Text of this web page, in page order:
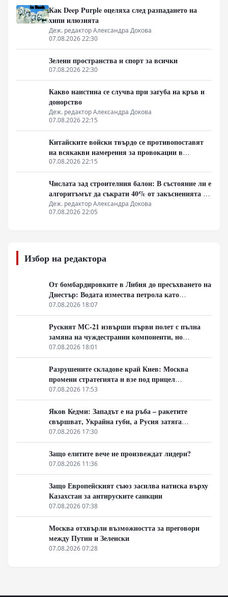
Как Deep Purple оцеляха след разпадането на
хипи илюзията
Деж. редактор Александра Докова
07.08.2026 22:30
Зелени пространства и спорт за всички
07.08.2026 22:30
Какво наистина се случва при загуба на кръв и
донорство
Деж. редактор Александра Докова
07.08.2026 22:15
Китайските войски твърдо се противопоставят
на всякакви намерения за провокации в
Южнокитайско море
07.08.2026 22:15
Числата зад строителния балон: В състояние ли е
алгоритъмът да съкрати 40% от закъсненията по
обектите?
Деж. редактор Александра Докова
07.08.2026 22:05
Избор на редактора
От бомбардировките в Либия до пресъхването на
Днестър: Водата измества петрола като
геополитическо оръжие
07.08.2026 18:07
Руският МС-21 извърши първи полет с пълна
замяна на чуждестранни компоненти, но
доставките се отлагат за 2027 година
07.08.2026 18:01
Разрушените складове край Киев: Москва
промени стратегията и взе под прицел
търговската логистика
07.08.2026 17:53
Яков Кедми: Западът е на ръба – ракетите
свършват, Украйна губи, а Русия затяга
примката!
07.08.2026 17:30
Защо елитите вече не произвеждат лидери?
07.08.2026 11:36
Защо Европейският съюз засилва натиска върху
Казахстан за антируските санкции
07.08.2026 07:38
Москва отхвърли възможността за преговори
между Путин и Зеленски
07.08.2026 07:28